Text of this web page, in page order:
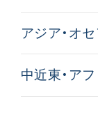
アジア・オ
中近東・ア